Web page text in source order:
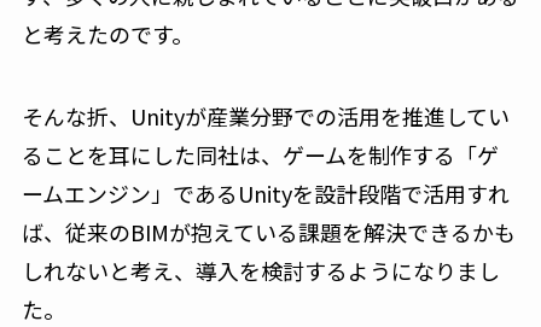
と考えたのです。
そんな折、Unityが産業分野での活用を推進してい
ることを耳にした同社は、ゲームを制作する「ゲ
ームエンジン」であるUnityを設計段階で活用すれ
ば、従来のBIMが抱えている課題を解決できるかも
しれないと考え、導入を検討するようになりまし
た。